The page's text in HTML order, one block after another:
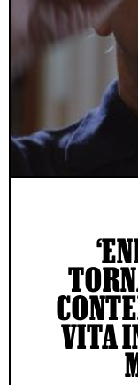
VITA